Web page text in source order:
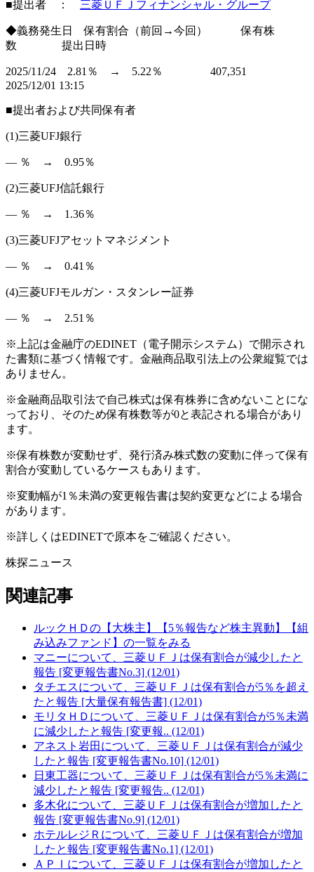
■提出者 ： 三菱ＵＦＪフィナンシャル・グループ
◆義務発生日 保有割合（前回→今回） 保有株
数 提出日時
2025/11/24 2.81％ → 5.22％ 407,351
2025/12/01 13:15
■提出者および共同保有者
(1)三菱UFJ銀行
― ％ → 0.95％
(2)三菱UFJ信託銀行
― ％ → 1.36％
(3)三菱UFJアセットマネジメント
― ％ → 0.41％
(4)三菱UFJモルガン・スタンレー証券
― ％ → 2.51％
※上記は金融庁のEDINET（電子開示システム）で開示され
た書類に基づく情報です。金融商品取引法上の公衆縦覧では
ありません。
※金融商品取引法で自己株式は保有株券に含めないことにな
っており、そのため保有株数等が0と表記される場合があり
ます。
※保有株数が変動せず、発行済み株式数の変動に伴って保有
割合が変動しているケースもあります。
※変動幅が1％未満の変更報告書は契約変更などによる場合
があります。
※詳しくはEDINETで原本をご確認ください。
株探ニュース
関連記事
ルックＨＤの【大株主】【5％報告など株主異動】【組
み込みファンド】の一覧をみる
マニーについて、三菱ＵＦＪは保有割合が減少したと
報告 [変更報告書No.3] (12/01)
タチエスについて、三菱ＵＦＪは保有割合が5％を超え
たと報告 [大量保有報告書] (12/01)
モリタＨＤについて、三菱ＵＦＪは保有割合が5％未満
に減少したと報告 [変更報.. (12/01)
アネスト岩田について、三菱ＵＦＪは保有割合が減少
したと報告 [変更報告書No.10] (12/01)
日東工器について、三菱ＵＦＪは保有割合が5％未満に
減少したと報告 [変更報告.. (12/01)
多木化について、三菱ＵＦＪは保有割合が増加したと
報告 [変更報告書No.9] (12/01)
ホテルレジＲについて、三菱ＵＦＪは保有割合が増加
したと報告 [変更報告書No.1] (12/01)
ＡＰＩについて、三菱ＵＦＪは保有割合が増加したと